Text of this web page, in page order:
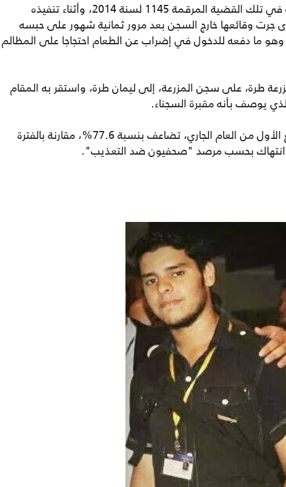
وقضت محكمة الجنايات بحبسه 3 سنوات في تلك القضية المرقمة 1145 لسنة 2014، وأثناء تنفيذه
جرت وقائعها خارج السجن بعد مرور ثمانية شهور على حبسه
حلوان) المرقمة 445 لسنة 2015، وهو ما دفعه للدخول في إضراب عن الطعام احتجاجا على المظالم
طرة، على سجن المزرعة، إلى ليمان طرة، واستقر به المقام
يوصف بأنه مقبرة السجناء.
جدير بالذكر أن معدل الانتهاكات خلال الربع الأول من العام الجاري، تضاعف بنسبة 77.6%، مقارنة بالفترة